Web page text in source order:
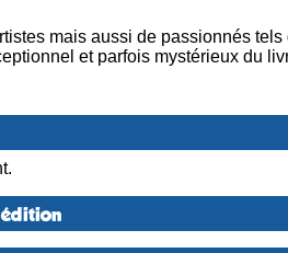
mais aussi de passionnés
et parfois mystérieux du
édition